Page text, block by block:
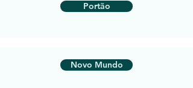
Portão
Novo Mundo